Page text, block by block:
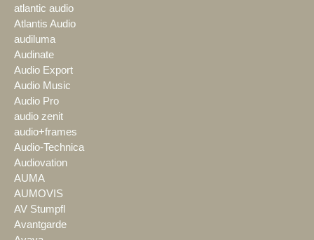
atlantic audio
Atlantis Audio
audiluma
Audinate
Audio Export
Audio Music
Audio Pro
audio zenit
audio+frames
Audio-Technica
Audiovation
AUMA
AUMOVIS
AV Stumpfl
Avantgarde